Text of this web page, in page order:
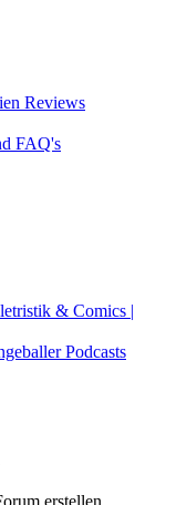
Reviews
FAQ's
& Comics |
Podcasts
erstellen.